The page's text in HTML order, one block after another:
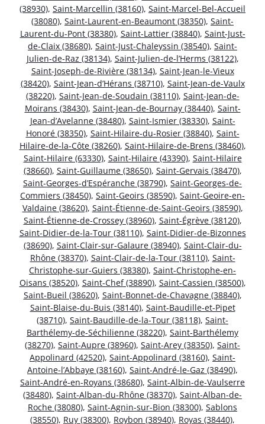
(38930), Saint-Marcellin (38160), Saint-Marcel-Bel-Accueil
(38080), Saint-Laurent-en-Beaumont (38350), Saint-
Laurent-du-Pont (38380), Saint-Lattier (38840), Saint-Just-
de-Claix (38680), Saint-Just-Chaleyssin (38540), Saint-
Julien-de-Raz (38134), Saint-Julien-de-l’Herms (38122),
Saint-Joseph-de-Rivière (38134), Saint-Jean-le-Vieux
(38420), Saint-Jean-d’Hérans (38710), Saint-Jean-de-Vaulx
(38220), Saint-Jean-de-Soudain (38110), Saint-Jean-de-
Moirans (38430), Saint-Jean-de-Bournay (38440), Saint-
Jean-d’Avelanne (38480), Saint-Ismier (38330), Saint-
Honoré (38350), Saint-Hilaire-du-Rosier (38840), Saint-
Hilaire-de-la-Côte (38260), Saint-Hilaire-de-Brens (38460),
Saint-Hilaire (63330), Saint-Hilaire (43390), Saint-Hilaire
(38660), Saint-Guillaume (38650), Saint-Gervais (38470),
Saint-Georges-d’Espéranche (38790), Saint-Georges-de-
Commiers (38450), Saint-Geoirs (38590), Saint-Geoire-en-
Valdaine (38620), Saint-Étienne-de-Saint-Geoirs (38590),
Saint-Étienne-de-Crossey (38960), Saint-Égrève (38120),
Saint-Didier-de-la-Tour (38110), Saint-Didier-de-Bizonnes
(38690), Saint-Clair-sur-Galaure (38940), Saint-Clair-du-
Rhône (38370), Saint-Clair-de-la-Tour (38110), Saint-
Christophe-sur-Guiers (38380), Saint-Christophe-en-
Oisans (38520), Saint-Chef (38890), Saint-Cassien (38500),
Saint-Bueil (38620), Saint-Bonnet-de-Chavagne (38840),
Saint-Blaise-du-Buis (38140), Saint-Baudille-et-Pipet
(38710), Saint-Baudille-de-la-Tour (38118), Saint-
Barthélemy-de-Séchilienne (38220), Saint-Barthélemy
(38270), Saint-Aupre (38960), Saint-Arey (38350), Saint-
Appolinard (42520), Saint-Appolinard (38160), Saint-
Antoine-l’Abbaye (38160), Saint-André-le-Gaz (38490),
Saint-André-en-Royans (38680), Saint-Albin-de-Vaulserre
(38480), Saint-Alban-du-Rhône (38370), Saint-Alban-de-
Roche (38080), Saint-Agnin-sur-Bion (38300), Sablons
(38550), Ruy (38300), Roybon (38940), Royas (38440),